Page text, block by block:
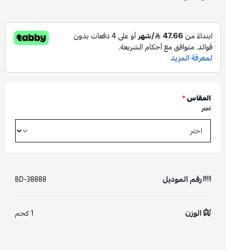
المقاس*
اختر
رقم الموديل BD-38888
الوزن 1 كجم